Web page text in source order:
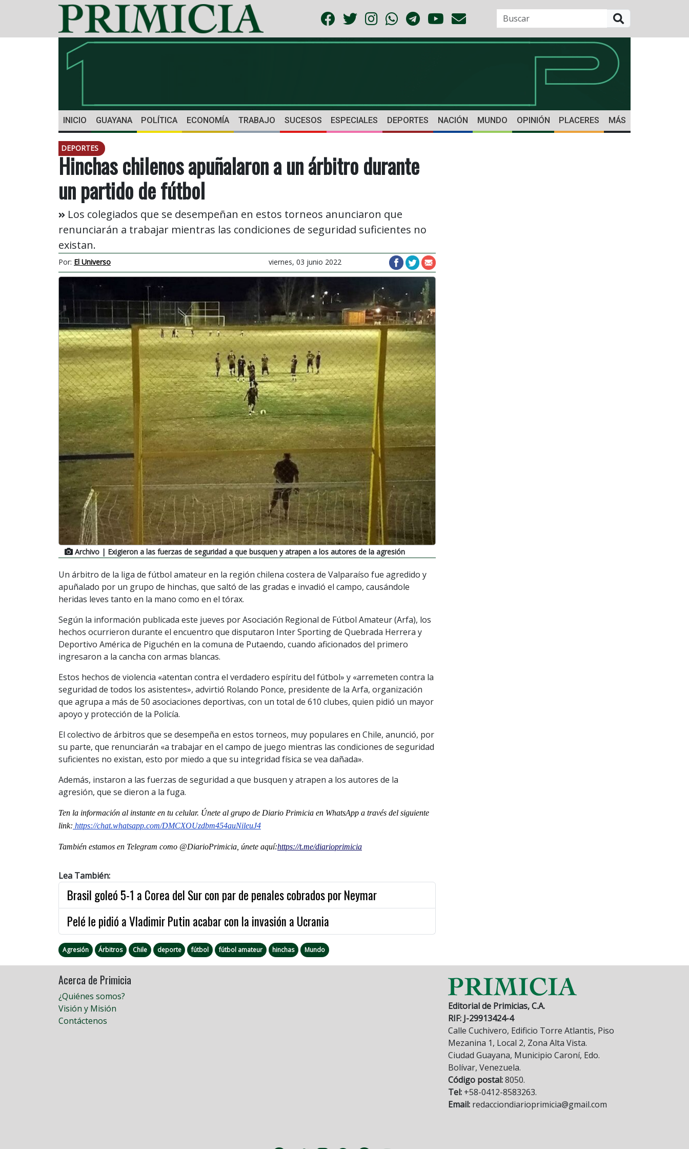
INICIO GUAYANA POLÍTICA ECONOMÍA TRABAJO SUCESOS ESPECIALES DEPORTES NACIÓN MUNDO OPINIÓN PLACERES MÁS
DEPORTES
Hinchas chilenos apuñalaron a un árbitro durante
un partido de fútbol
Los colegiados que se desempeñan en estos torneos anunciaron que
renunciarán a trabajar mientras las condiciones de seguridad suficientes no
existan.
Por: El Universo viernes, 03 junio 2022
Archivo | Exigieron a las fuerzas de seguridad a que busquen y atrapen a los autores de la agresión
Un árbitro de la liga de fútbol amateur en la región chilena costera de Valparaíso fue agredido y
apuñalado por un grupo de hinchas, que saltó de las gradas e invadió el campo, causándole
heridas leves tanto en la mano como en el tórax.
Según la información publicada este jueves por Asociación Regional de Fútbol Amateur (Arfa), los
hechos ocurrieron durante el encuentro que disputaron Inter Sporting de Quebrada Herrera y
Deportivo América de Piguchén en la comuna de Putaendo, cuando aficionados del primero
ingresaron a la cancha con armas blancas.
Estos hechos de violencia «atentan contra el verdadero espíritu del fútbol» y «arremeten contra la
seguridad de todos los asistentes», advirtió Rolando Ponce, presidente de la Arfa, organización
que agrupa a más de 50 asociaciones deportivas, con un total de 610 clubes, quien pidió un mayor
apoyo y protección de la Policía.
El colectivo de árbitros que se desempeña en estos torneos, muy populares en Chile, anunció, por
su parte, que renunciarán «a trabajar en el campo de juego mientras las condiciones de seguridad
suficientes no existan, esto por miedo a que su integridad física se vea dañada».
Además, instaron a las fuerzas de seguridad a que busquen y atrapen a los autores de la
agresión, que se dieron a la fuga.
Ten la información al instante en tu celular. Únete al grupo de Diario Primicia en WhatsApp a través del siguiente
link: https://chat.whatsapp.com/DMCXOUzdbm454auNileuJ4
También estamos en Telegram como @DiarioPrimicia, únete aquí:https://t.me/diarioprimicia
Lea También:
Brasil goleó 5-1 a Corea del Sur con par de penales cobrados por Neymar
Pelé le pidió a Vladimir Putin acabar con la invasión a Ucrania
Agresión Árbitros Chile deporte fútbol fútbol amateur hinchas Mundo
Acerca de Primicia
¿Quiénes somos?
Visión y Misión
Contáctenos
Editorial de Primicias, C.A.
RIF: J-29913424-4
Calle Cuchivero, Edificio Torre Atlantis, Piso
Mezanina 1, Local 2, Zona Alta Vista.
Ciudad Guayana, Municipio Caroní, Edo.
Bolívar, Venezuela.
Código postal:8050.
Tel: +58-0412-8583263.
Email: redacciondiarioprimicia@gmail.com